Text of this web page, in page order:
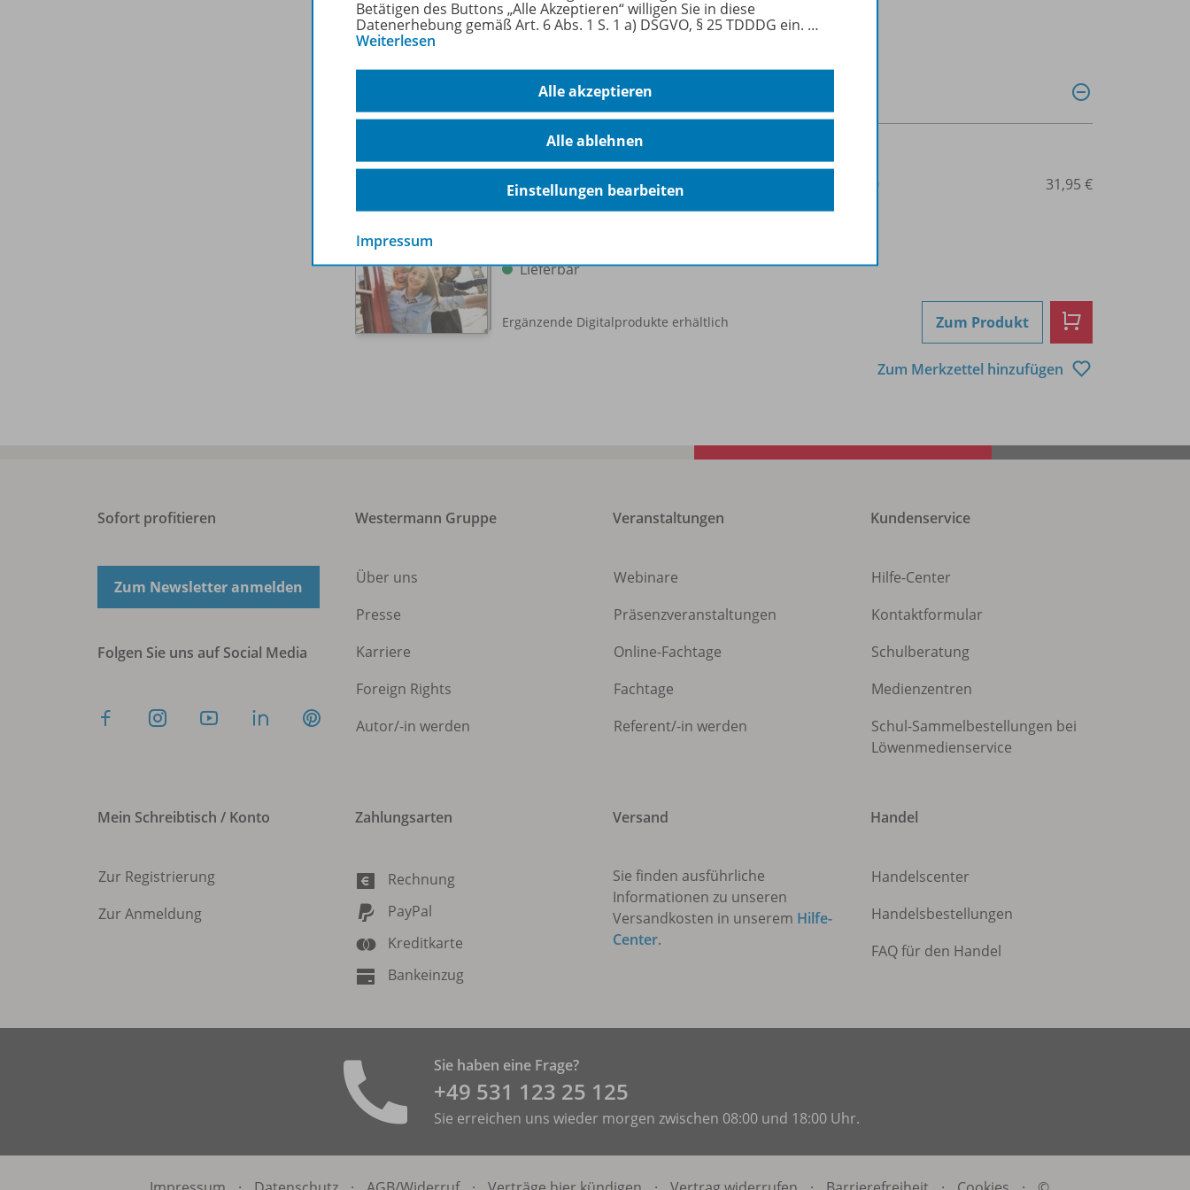
Konzept zu folgenden Werken
Camden Town Oberstufe -
Allgemeine Ausgabe für die
Sekundarstufe II
Lieferbar
Ergänzende Digitalprodukte erhältlich
978-3-425-73644-0 31,95 €
Zum Produkt
Zum Merkzettel hinzufügen
Sofort profitieren
Zum Newsletter anmelden
Folgen Sie uns auf Social Media
Westermann Gruppe
Über uns
Presse
Karriere
Foreign Rights
Autor/-in werden
Veranstaltungen
Webinare
Präsenzveranstaltungen
Online-Fachtage
Fachtage
Referent/-in werden
Kundenservice
Hilfe-Center
Kontaktformular
Schulberatung
Medienzentren
Schul-Sammelbestellungen bei
Löwenmedienservice
Mein Schreibtisch / Konto
Zur Registrierung
Zur Anmeldung
Zahlungsarten
Rechnung
PayPal
Kreditkarte
Bankeinzug
Versand
Sie finden ausführliche
Informationen zu unseren
Versandkosten in unserem Hilfe-
Center.
Handel
Handelscenter
Handelsbestellungen
FAQ für den Handel
Sie haben eine Frage?
+49 531 ­123 25 125
Sie erreichen uns wieder morgen zwischen 08:00 und 18:00 Uhr.
Betätigen des Buttons „Alle Akzeptieren“ willigen Sie in diese
Datenerhebung gemäß Art. 6 Abs. 1 S. 1 a) DSGVO, § 25 TDDDG ein. …
Weiterlesen
Alle akzeptieren
Alle ablehnen
Einstellungen bearbeiten
Impressum